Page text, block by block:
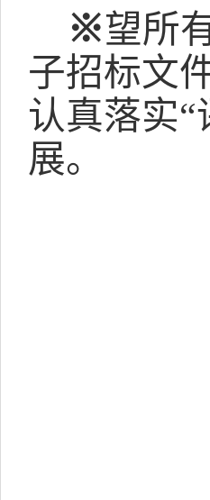
※望所
子招标文
认真落实“
展。